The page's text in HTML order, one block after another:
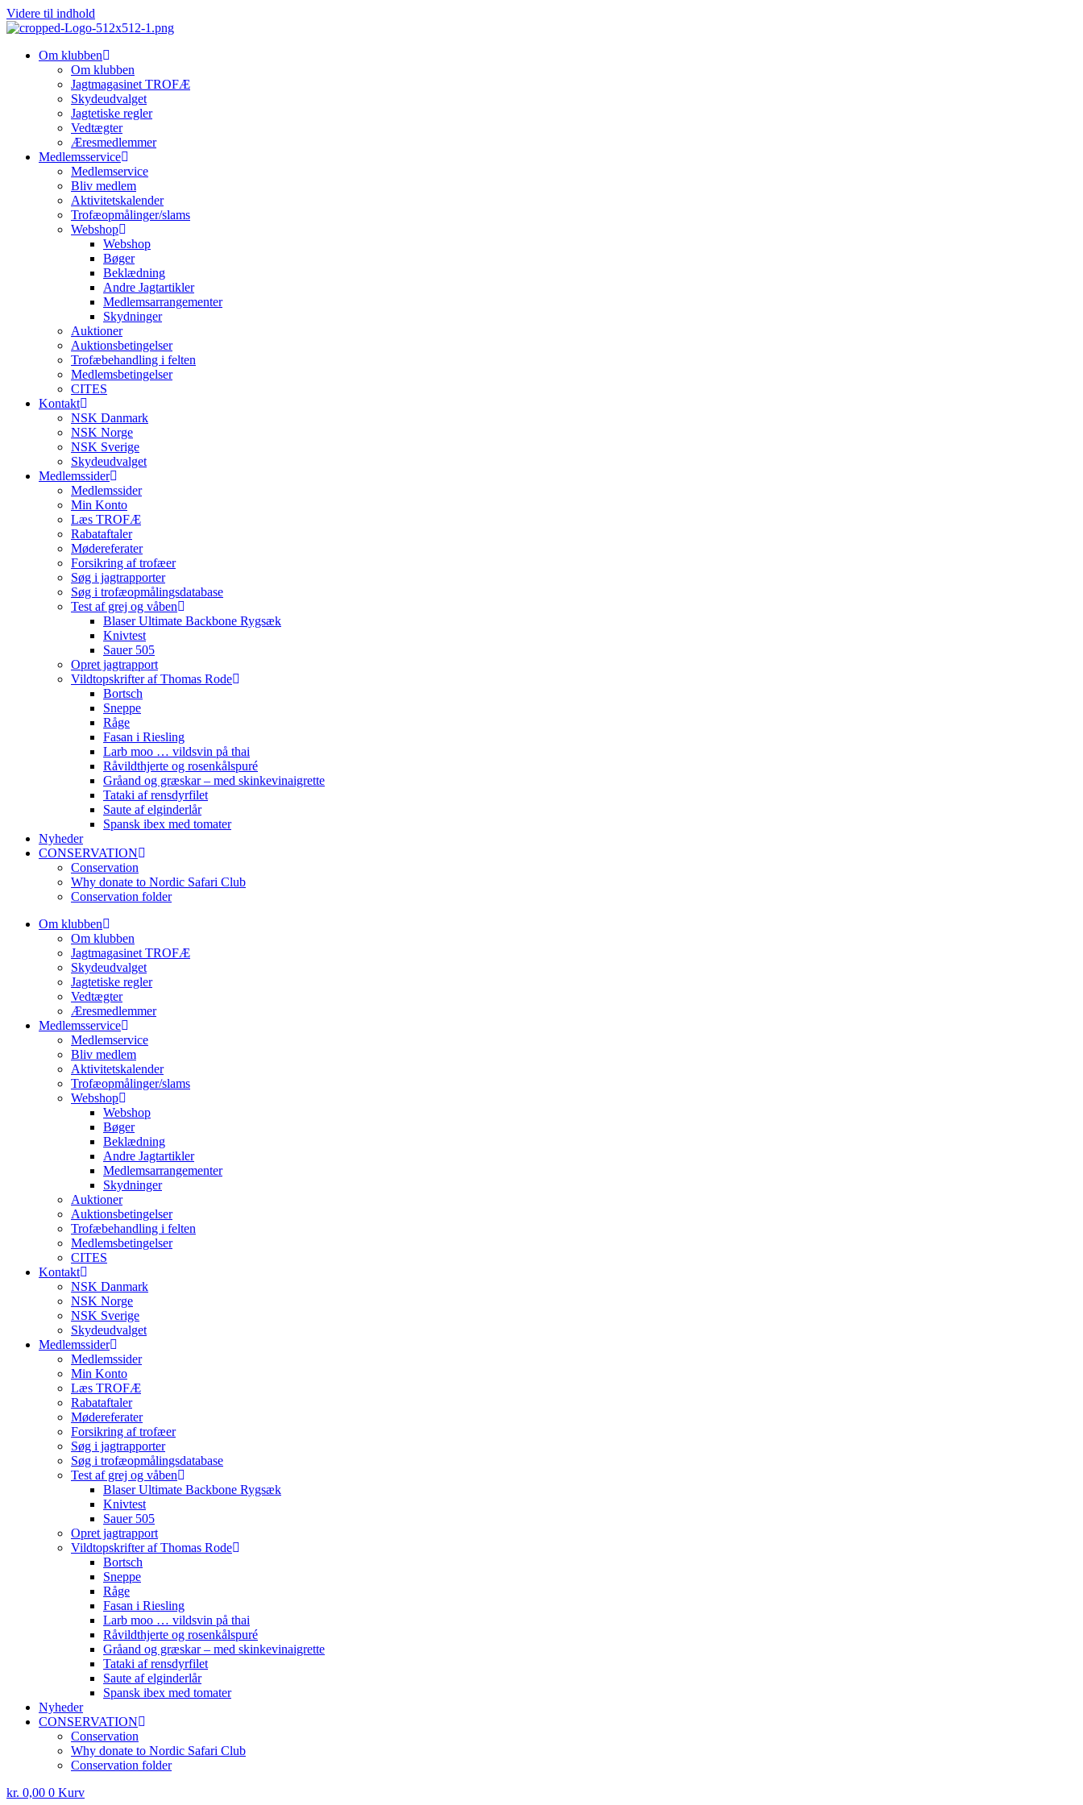
Videre til indhold
Om klubben
Om klubben
Jagtmagasinet TROFÆ
Skydeudvalget
Jagtetiske regler
Vedtægter
Æresmedlemmer
Medlemsservice
Medlemservice
Bliv medlem
Aktivitetskalender
Trofæopmålinger/slams
Webshop
Webshop
Bøger
Beklædning
Andre Jagtartikler
Medlemsarrangementer
Skydninger
Auktioner
Auktionsbetingelser
Trofæbehandling i felten
Medlemsbetingelser
CITES
Kontakt
NSK Danmark
NSK Norge
NSK Sverige
Skydeudvalget
Medlemssider
Medlemssider
Min Konto
Læs TROFÆ
Rabataftaler
Mødereferater
Forsikring af trofæer
Søg i jagtrapporter
Søg i trofæopmålingsdatabase
Test af grej og våben
Blaser Ultimate Backbone Rygsæk
Knivtest
Sauer 505
Opret jagtrapport
Vildtopskrifter af Thomas Rode
Bortsch
Sneppe
Råge
Fasan i Riesling
Larb moo … vildsvin på thai
Råvildthjerte og rosenkålspuré
Gråand og græskar – med skinkevinaigrette
Tataki af rensdyrfilet
Saute af elginderlår
Spansk ibex med tomater
Nyheder
CONSERVATION
Conservation
Why donate to Nordic Safari Club
Conservation folder
Om klubben
Om klubben
Jagtmagasinet TROFÆ
Skydeudvalget
Jagtetiske regler
Vedtægter
Æresmedlemmer
Medlemsservice
Medlemservice
Bliv medlem
Aktivitetskalender
Trofæopmålinger/slams
Webshop
Webshop
Bøger
Beklædning
Andre Jagtartikler
Medlemsarrangementer
Skydninger
Auktioner
Auktionsbetingelser
Trofæbehandling i felten
Medlemsbetingelser
CITES
Kontakt
NSK Danmark
NSK Norge
NSK Sverige
Skydeudvalget
Medlemssider
Medlemssider
Min Konto
Læs TROFÆ
Rabataftaler
Mødereferater
Forsikring af trofæer
Søg i jagtrapporter
Søg i trofæopmålingsdatabase
Test af grej og våben
Blaser Ultimate Backbone Rygsæk
Knivtest
Sauer 505
Opret jagtrapport
Vildtopskrifter af Thomas Rode
Bortsch
Sneppe
Råge
Fasan i Riesling
Larb moo … vildsvin på thai
Råvildthjerte og rosenkålspuré
Gråand og græskar – med skinkevinaigrette
Tataki af rensdyrfilet
Saute af elginderlår
Spansk ibex med tomater
Nyheder
CONSERVATION
Conservation
Why donate to Nordic Safari Club
Conservation folder
kr. 0,00 0 Kurv